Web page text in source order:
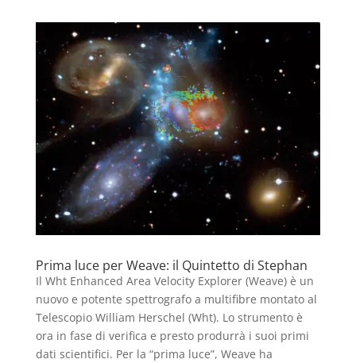
Prima luce per Weave: il Quintetto di Stephan
Il Wht Enhanced Area Velocity Explorer (Weave) è un
nuovo e potente spettrografo a multifibre montato al
Telescopio William Herschel (Wht). Lo strumento è
ora in fase di verifica e presto produrrà i suoi primi
dati scientifici. Per la “prima luce”, Weave ha